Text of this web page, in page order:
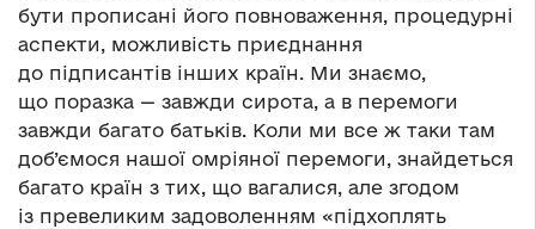
бути прописані його повноваження, процедурні
аспекти, можливість приєднання
до підписантів інших країн. Ми знаємо,
що поразка — завжди сирота, а в перемоги
завжди багато батьків. Коли ми все ж таки там
доб’ємося нашої омріяної перемоги, знайдеться
багато країн з тих, що вагалися, але згодом
із превеликим задоволенням «підхоплять